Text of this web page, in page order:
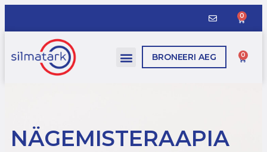
0
BRONEERI AEG 0
NÄGEMISTERAAPIA